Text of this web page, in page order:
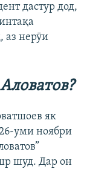
дастур дод,
аз нерӯи
як
уми ноябри
шуд. Дар он